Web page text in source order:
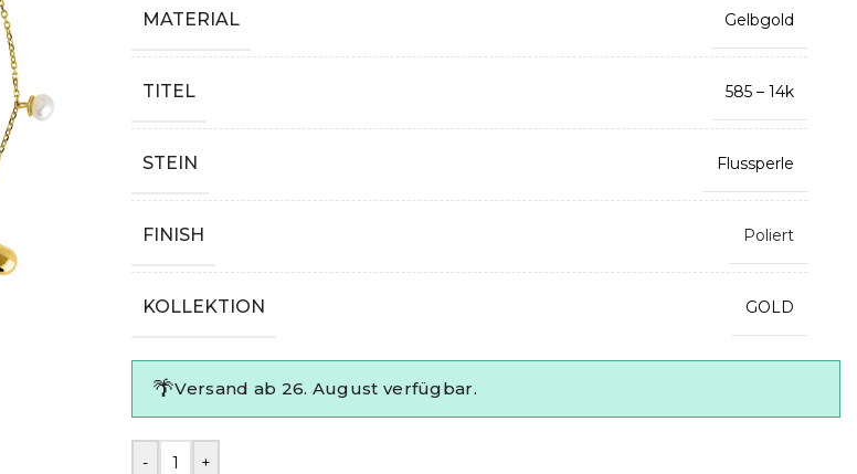
MATERIAL Gelbgold
TITEL 585 – 14k
STEIN Flussperle
FINISH Poliert
KOLLEKTION GOLD
🌴Versand ab 26. August verfügbar.
- +